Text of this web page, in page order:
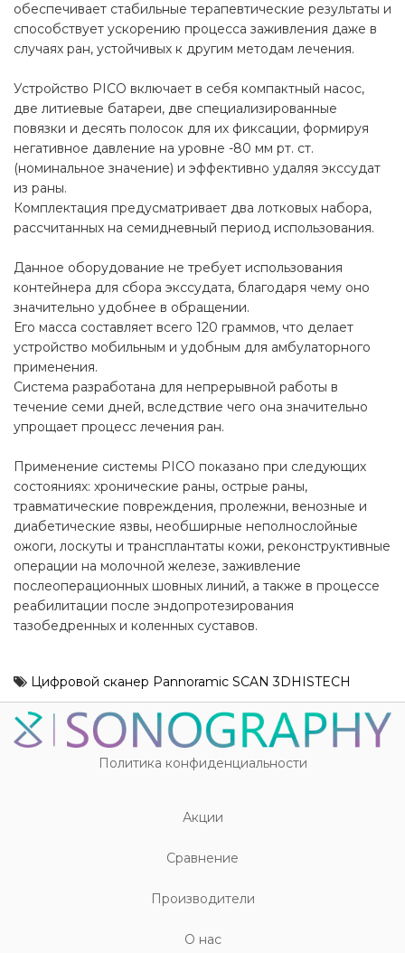
обеспечивает стабильные терапевтические результаты и
способствует ускорению процесса заживления даже в
случаях ран, устойчивых к другим методам лечения.
Устройство PICO включает в себя компактный насос,
две литиевые батареи, две специализированные
повязки и десять полосок для их фиксации, формируя
негативное давление на уровне -80 мм рт. ст.
(номинальное значение) и эффективно удаляя экссудат
из раны.
Комплектация предусматривает два лотковых набора,
рассчитанных на семидневный период использования.
Данное оборудование не требует использования
контейнера для сбора экссудата, благодаря чему оно
значительно удобнее в обращении.
Его масса составляет всего 120 граммов, что делает
устройство мобильным и удобным для амбулаторного
применения.
Система разработана для непрерывной работы в
течение семи дней, вследствие чего она значительно
упрощает процесс лечения ран.
Применение системы PICO показано при следующих
состояниях: хронические раны, острые раны,
травматические повреждения, пролежни, венозные и
диабетические язвы, необширные неполнослойные
ожоги, лоскуты и трансплантаты кожи, реконструктивные
операции на молочной железе, заживление
послеоперационных шовных линий, а также в процессе
реабилитации после эндопротезирования
тазобедренных и коленных суставов.
Цифровой сканер Pannoramic SCAN 3DHISTECH
Политика конфиденциальности
Акции
Cравнение
Производители
О нас